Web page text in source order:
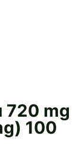
720 mg
100